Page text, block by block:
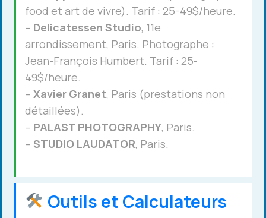
food et art de vivre). Tarif : 25-49$/heure.
– Delicatessen Studio, 11e
arrondissement, Paris. Photographe :
Jean-François Humbert. Tarif : 25-
49$/heure.
– Xavier Granet, Paris (prestations non
détaillées).
– PALAST PHOTOGRAPHY, Paris.
– STUDIO LAUDATOR, Paris.
Outils et Calculateurs